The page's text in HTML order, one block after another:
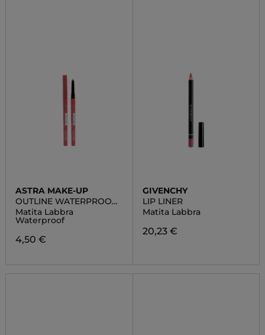
ASTRA MAKE-UP
OUTLINE WATERPROOF
LIP PENCIL
Matita Labbra
Waterproof
4,50 €
GIVENCHY
LIP LINER
Matita Labbra
20,23 €